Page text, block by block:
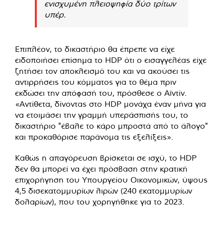
ενισχυμένη πλειοψηφία δύο τρίτων
υπέρ.
Επιπλέον, το δικαστήριο θα έπρεπε να είχε
ειδοποιήσει επίσημα το HDP ότι ο εισαγγελέας είχε
ζητήσει τον αποκλεισμό του και να ακούσει τις
αντιρρήσεις του κόμματος για το θέμα πριν
εκδώσει την απόφασή του, πρόσθεσε ο Αϊντίν.
«Αντίθετα, δίνοντας στο HDP μονάχα έναν μήνα για
να ετοιμάσει την γραμμή υπεράσπισής του, το
δικαστήριο "έβαλε το κάρο μπροστά από το άλογο"
και προκαθόρισε παράνομα τις εξελίξεις».
Καθώς η απαγόρευση βρίσκεται σε ισχύ, το HDP
δεν θα μπορεί να έχει πρόσβαση στην κρατική
επιχορήγηση του Υπουργείου Οικονομικών, ύψους
4,5 δισεκατομμυρίων λιρών (240 εκατομμυρίων
δολαρίων), που του χορηγήθηκε για το 2023.